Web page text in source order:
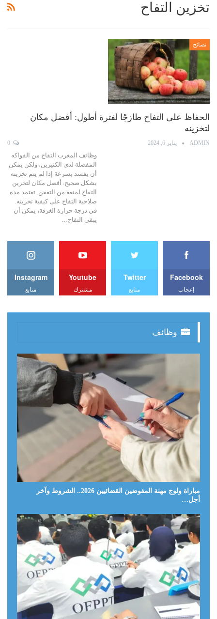
تخزين التفاح
نصائح
الحفاظ على التفاح طازجًا لفترة أطول: أفضل مكان
لتخزينه
ADMIN يناير 6, 2024
وظائف المغرب التفاح من الفواكه
المفضلة لدى الكثيرين، ولكن يمكن
أن يفسد بسرعة إذا لم يتم تخزينه
بشكل صحيح. أفضل مكان لتخزين
التفاح لمنعه من التعفن. تعتمد مدة
صلاحية التفاح على كيفية تخزينه.
في درجة حرارة الغرفة، يمكن أن
يبقى التفاح…
Facebook
إعجاب
Twitter
متابع
Youtube
مشترك
Instagram
متابع
وظائف
مباراة ولوج مهنة المفوضين القضائيين 2026.. الشروط وآخر
أجل…